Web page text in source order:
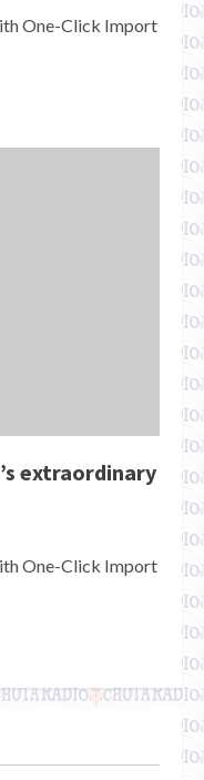
One-Click Import
extraordinary
One-Click Import